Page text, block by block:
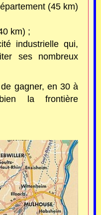
(45 km)
km) ;
industrielle qui,
ses nombreux
gagner, en 30 à
la frontière